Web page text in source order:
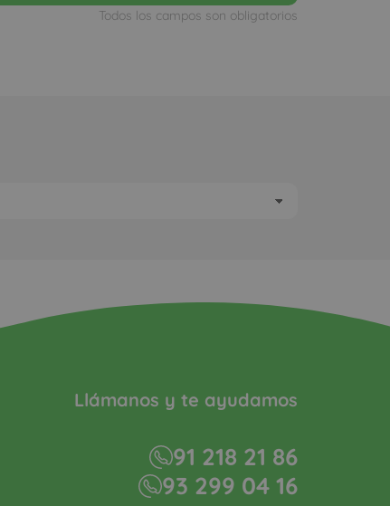
Todos los campos son obligatorios
Llámanos y te ayudamos
91 218 21 86
93 299 04 16